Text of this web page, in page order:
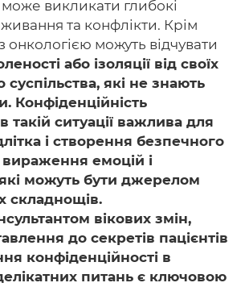
може викликати глибокі
та конфлікти. Крім
онкологією можуть відчувати
або ізоляції від своїх
суспільства, які не знають
Конфіденційність
такій ситуації важлива для
і створення безпечного
емоцій і
можуть бути джерелом
складнощів.
вікових змін,
до секретів пацієнтів
конфіденційності в
питань є ключовою